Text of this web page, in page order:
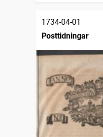
1734-04-01
Posttidningar